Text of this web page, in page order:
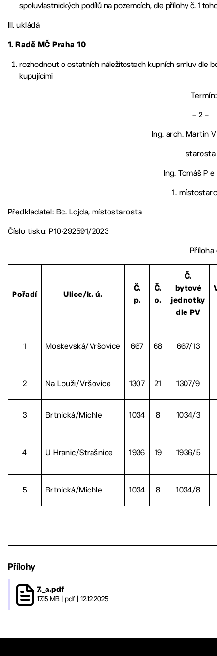
spoluvlastnických podílů na pozemcích, dle přílohy č. 1
III. ukládá
1. Radě MČ Praha 10
rozhodnout o ostatních náležitostech kupních smluv dle
kupujícími
– 2 –
Ing. arch. Martin
starosta
Ing. Tomáš P e
1.
Předkladatel: Bc. Lojda, místostarosta
Číslo tisku: P10-292591/2023
Příloha
Pořadí Ulice/k. ú.
Č.
p.
Č.
o.
Č.
bytové
jednotky
dle PV
1 Moskevská/Vršovice 667 68 667/13
2 Na Louži/Vršovice 1307 21 1307/9
3 Brtnická/Michle 1034 8 1034/3
4 U Hranic/Strašnice 1936 19 1936/5
5 Brtnická/Michle 1034 8 1034/8
Přílohy
7._a.pdf
17.15 MB pdf 12.12.2025